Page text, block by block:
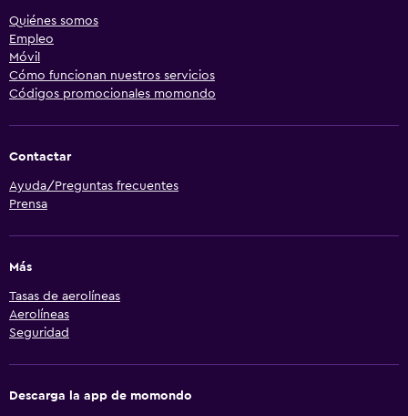
Quiénes somos
Empleo
Móvil
Cómo funcionan nuestros servicios
Códigos promocionales momondo
Contactar
Ayuda/Preguntas frecuentes
Prensa
Más
Tasas de aerolíneas
Aerolíneas
Seguridad
Descarga la app de momondo